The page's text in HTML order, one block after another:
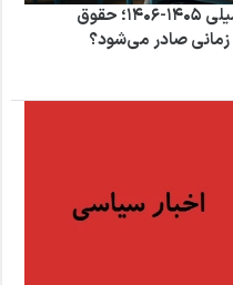
حکم حقوقی نومعلمان در سال تحصیلی ۱۴۰۵-۱۴۰۶؛ حقوق
صادر می‌شود؟